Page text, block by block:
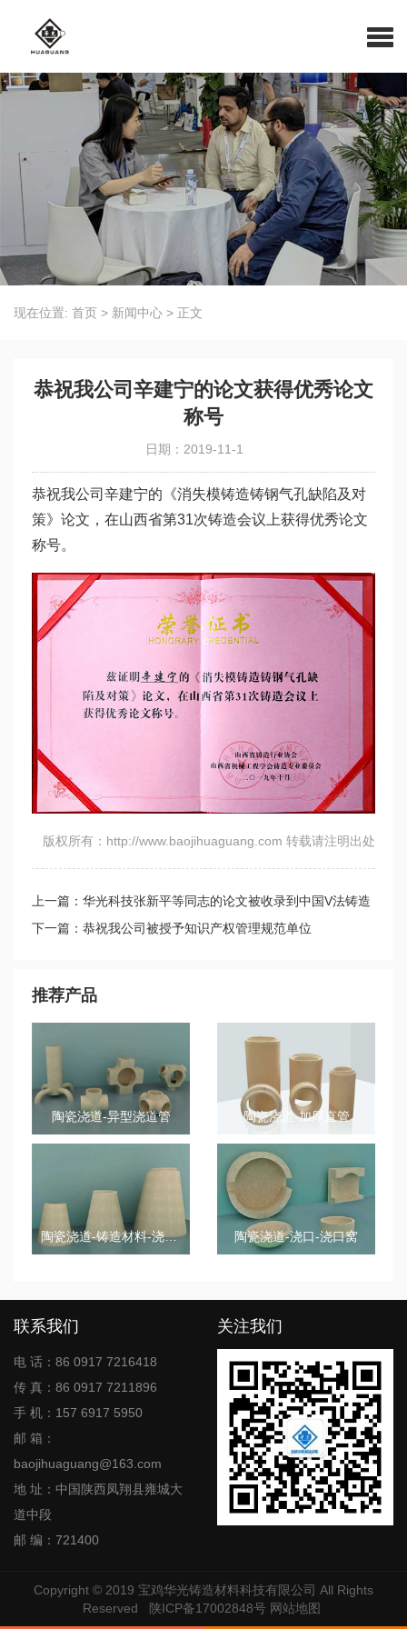
现在位置: 首页 > 新闻中心 > 正文
恭祝我公司辛建宁的论文获得优秀论文
称号
日期：2019-11-1
恭祝我公司辛建宁的《消失模铸造铸钢气孔缺陷及对
策》论文，在山西省第31次铸造会议上获得优秀论文
称号。
版权所有：http://www.baojihuaguang.com 转载请注明出处
上一篇：华光科技张新平等同志的论文被收录到中国V法铸造
分会论文集
下一篇：恭祝我公司被授予知识产权管理规范单位
推荐产品
陶瓷浇道-异型浇道管 陶瓷浇道-加厚直管
陶瓷浇道-铸造材料-浇口杯 陶瓷浇道-浇口-浇口窝
联系我们
电 话：86 0917 7216418
传 真：86 0917 7211896
手 机：157 6917 5950
邮 箱：
baojihuaguang@163.com
地 址：中国陕西凤翔县雍城大
道中段
邮 编：721400
关注我们
Copyright © 2019 宝鸡华光铸造材料科技有限公司 All Rights
Reserved
陕ICP备17002848号 网站地图